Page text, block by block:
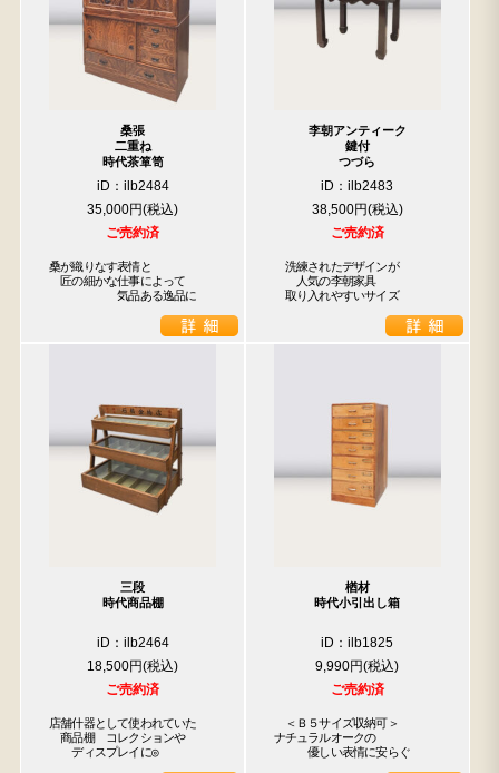
桑張
二重ね
時代茶箪笥
iD：ilb2484
35,000円
ご売約済
桑が織りなす表情と
匠の細かな仕事によって
気品ある逸品に
李朝アンティーク
鍵付
つづら
iD：ilb2483
38,500円
ご売約済
洗練されたデザインが
人気の李朝家具
取り入れやすいサイズ
三段
時代商品棚
iD：ilb2464
18,500円
ご売約済
店舗什器として使われていた
商品棚　コレクションや
ディスプレイに◎
楢材
時代小引出し箱
iD：ilb1825
9,990円
ご売約済
＜Ｂ５サイズ収納可＞
ナチュラルオークの
優しい表情に安らぐ